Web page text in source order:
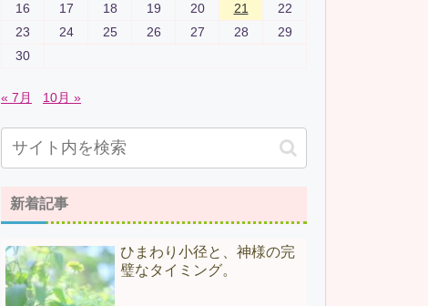
16
17 18 19 20 21
22
23
24 25 26 27 28
29
30
« 7月 10月 »
新着記事
ひまわり小径と、神様の完
璧なタイミング。